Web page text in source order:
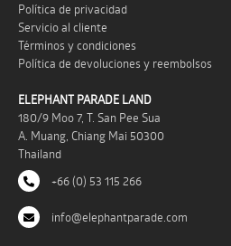
Política de privacidad
Servicio al cliente
Términos y condiciones
Política de devoluciones y reembolsos
ELEPHANT PARADE LAND
180/9 Moo 7, T. San Pee Sua
A. Muang, Chiang Mai 50300
Thailand
+66 (0) 53 115 266
info@elephantparade.com